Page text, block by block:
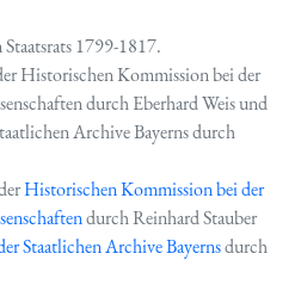
1799-1817.
Historischen Kommission bei der
durch Eberhard Weis und
Archive Bayerns durch
Historischen Kommission bei der
durch Reinhard Stauber
Staatlichen Archive Bayernsdurch